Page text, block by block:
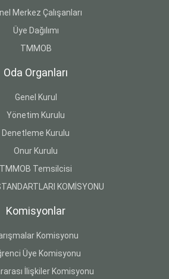
Merkez Çalışanları
Üye Dağılımı
TMMOB
Oda Organları
Genel Kurul
Yönetim Kurulu
Denetleme Kurulu
Onur Kurulu
TMMOB Temsilcisi
KOMİSYONU
Komisyonlar
Komisyonu
Üye Komisyonu
İlişkiler Komisyonu